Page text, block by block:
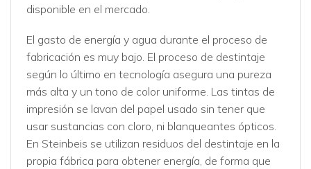
disponible en el mercado.
El gasto de energía y agua durante el proceso de
fabricación es muy bajo. El proceso de destintaje
según lo último en tecnología asegura una pureza
más alta y un tono de color uniforme. Las tintas de
impresión se lavan del papel usado sin tener que
usar sustancias con cloro, ni blanqueantes ópticos.
En Steinbeis se utilizan residuos del destintaje en la
propia fábrica para obtener energía, de forma que